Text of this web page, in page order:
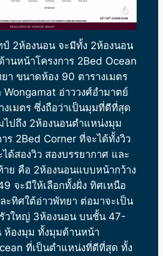
ป์ 2ห้องนอน จะมีทั้ง 2ห้องนอน
นหน้าโครงการ 2Bed Ocean
า ขนาดห้อง 90 ตารางเมตร
อ่าววงศ์อำมาตย์
เมตร ซึ่งถือว่าเป็นมุมที่ดีที่สุด
ไปถึง 2ห้องนอนตำแหน่งมุม
ร 2Bed Corner ที่จะได้ทั้งวิว
ด้สองวิว สองบรรยากาศ และ
ย คือ 2ห้องนอนแบบหน้ากว้าง
จะมีให้เลือกทั้งฝั่ง ทิศเหนือ
ะทิศใต้อ่าวพัทยา ต่อมาจะเป็น
วใหญ่ 3ห้องนอน บนชั้น 47-
ห้องมุม ทั้งมุมด้านหน้า
ที่เป็นตำแหน่งที่ดีที่สุด ทั้ง